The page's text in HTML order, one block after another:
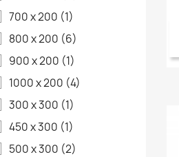
700 x 200 (1)
800 x 200 (6)
900 x 200 (1)
1000 x 200 (4)
300 x 300 (1)
450 x 300 (1)
500 x 300 (2)